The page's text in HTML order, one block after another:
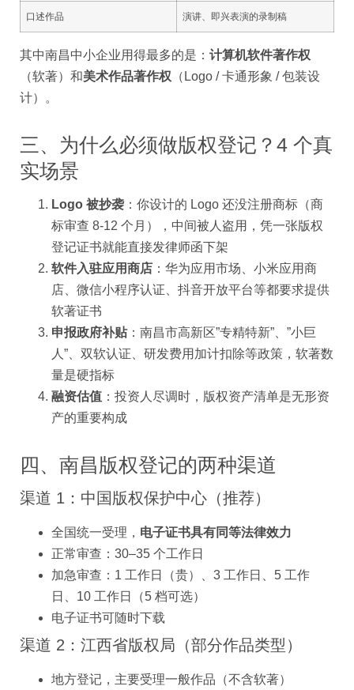
口述作品 演讲、即兴表演的录制稿
其中南昌中小企业用得最多的是： 计算机软件著作权
（软著）和美术作品著作权 （Logo / 卡通形象 / 包装设
计）。
三、为什么必须做版权登记？4 个真
实场景
Logo 被抄袭 ：你设计的 Logo 还没注册商标（商
标审查 8-12 个月），中间被人盗用，凭一张版权
登记证书就能直接发律师函下架
软件入驻应用商店 ：华为应用市场、小米应用商
店、微信小程序认证、抖音开放平台等都要求提供
软著证书
申报政府补贴 ：南昌市高新区”专精特新”、”小巨
人”、双软认证、研发费用加计扣除等政策，软著数
量是硬指标
融资估值 ：投资人尽调时，版权资产清单是无形资
产的重要构成
四、南昌版权登记的两种渠道
渠道 1：中国版权保护中心（推荐）
全国统一受理， 电子证书具有同等法律效力
正常审查：30–35 个工作日
加急审查：1 工作日（贵）、3 工作日、5 工作
日、10 工作日（5 档可选）
电子证书可随时下载
渠道 2：江西省版权局（部分作品类型）
地方登记，主要受理一般作品（不含软著）